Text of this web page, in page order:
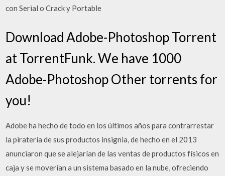
con Serial o Crack y Portable
Download Adobe-Photoshop Torrent
at TorrentFunk. We have 1000
Adobe-Photoshop Other torrents for
you!
Adobe ha hecho de todo en los últimos años para contrarrestar
la piratería de sus productos insignia, de hecho en el 2013
anunciaron que se alejarían de las ventas de productos físicos en
caja y se moverían a un sistema basado en la nube, ofreciendo